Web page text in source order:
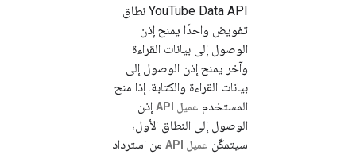
YouTube Data API نطاق
تفويض واحدًا يمنح إذن
الوصول إلى بيانات القراءة
وآخر يمنح إذن الوصول إلى
بيانات القراءة والكتابة. إذا منح
المستخدم عميل API
إذن
الوصول إلى النطاق الأول،
سيتمكّن عميل API
من استرداد